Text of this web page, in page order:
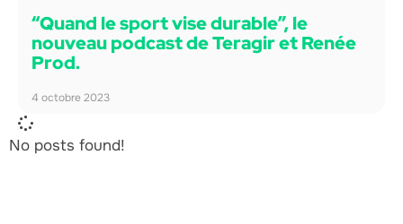
“Quand le sport vise durable”, le
nouveau podcast de Teragir et Renée
Prod.
4 octobre 2023
No posts found!